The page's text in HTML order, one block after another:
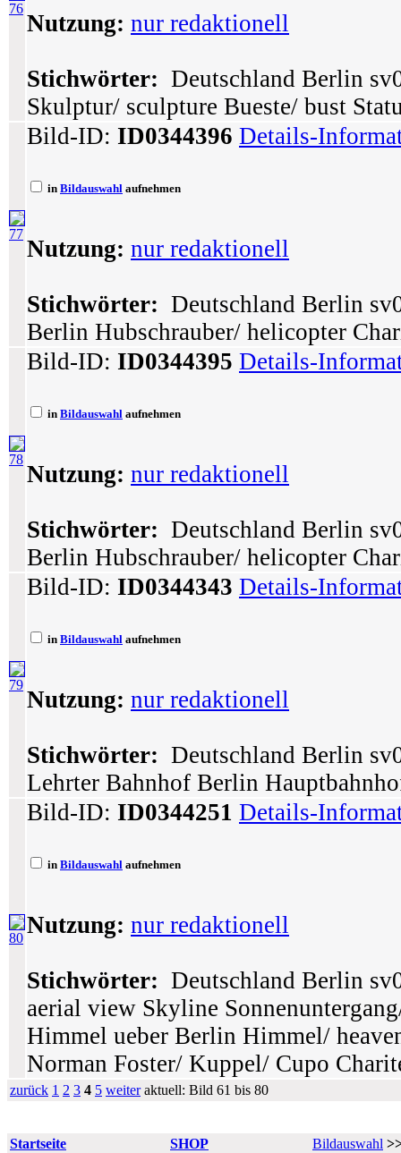
76
Nutzung: nur redaktionell
Stichwörter: Deutschland Berlin
Skulptur/ sculpture Bueste/ bust
77
Bild-ID: ID0344396 Details-
in Bildauswahl aufnehmen
Nutzung: nur redaktionell
Stichwörter: Deutschland Berlin
Berlin Hubschrauber/ helicopter
78
Bild-ID: ID0344395 Details-
in Bildauswahl aufnehmen
Nutzung: nur redaktionell
Stichwörter: Deutschland Berlin
Berlin Hubschrauber/ helicopter
79
Bild-ID: ID0344343 Details-
in Bildauswahl aufnehmen
Nutzung: nur redaktionell
Stichwörter: Deutschland Berlin
Lehrter Bahnhof Berlin
80
Bild-ID: ID0344251 Details-
in Bildauswahl aufnehmen
Nutzung: nur redaktionell
Stichwörter: Deutschland Berlin
aerial view Skyline
Himmel ueber Berlin Himmel/
Norman Foster/ Kuppel/ Cupo
zurück 1 2 3 4 5 weiteraktuell: Bild 61 bis 80
Startseite SHOP Bildauswahl